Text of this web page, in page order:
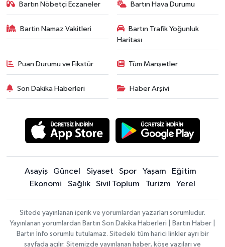
Bartın Nöbetçi Eczaneler Bartın Hava Durumu
Bartin Namaz Vakitleri
Bartın Trafik Yoğunluk
Haritası
Puan Durumu ve Fikstür Tüm Manşetler
Son Dakika Haberleri Haber Arşivi
Asayiş Güncel Siyaset Spor Yaşam
Eğitim
Ekonomi
Sağlık Sivil Toplum Turizm Yerel
Sitede yayınlanan içerik ve yorumlardan yazarları sorumludur.
Yayınlanan yorumlardan Bartın Son Dakika Haberleri | Bartın Haber |
Bartın İnfo sorumlu tutulamaz. Sitedeki tüm harici linkler ayrı bir
sayfada açılır. Sitemizde yayınlanan haber, köşe yazıları ve